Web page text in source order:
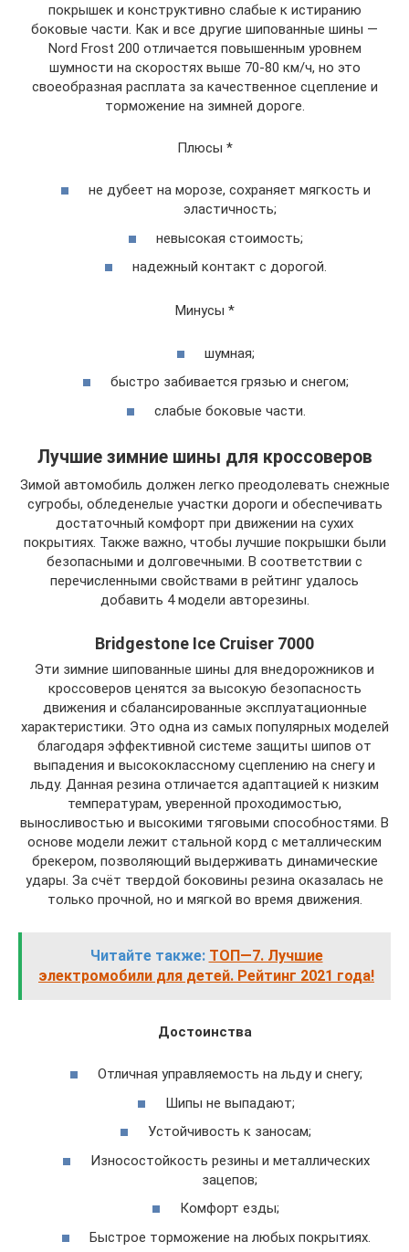
покрышек и конструктивно слабые к истиранию
боковые части. Как и все другие шипованные шины —
Nord Frost 200 отличается повышенным уровнем
шумности на скоростях выше 70-80 км/ч, но это
своеобразная расплата за качественное сцепление и
торможение на зимней дороге.
Плюсы *
не дубеет на морозе, сохраняет мягкость и
эластичность;
невысокая стоимость;
надежный контакт с дорогой.
Минусы *
шумная;
быстро забивается грязью и снегом;
слабые боковые части.
Лучшие зимние шины для кроссоверов
Зимой автомобиль должен легко преодолевать снежные
сугробы, обледенелые участки дороги и обеспечивать
достаточный комфорт при движении на сухих
покрытиях. Также важно, чтобы лучшие покрышки были
безопасными и долговечными. В соответствии с
перечисленными свойствами в рейтинг удалось
добавить 4 модели авторезины.
Bridgestone Ice Cruiser 7000
Эти зимние шипованные шины для внедорожников и
кроссоверов ценятся за высокую безопасность
движения и сбалансированные эксплуатационные
характеристики. Это одна из самых популярных моделей
благодаря эффективной системе защиты шипов от
выпадения и высококлассному сцеплению на снегу и
льду. Данная резина отличается адаптацией к низким
температурам, уверенной проходимостью,
выносливостью и высокими тяговыми способностями. В
основе модели лежит стальной корд с металлическим
брекером, позволяющий выдерживать динамические
удары. За счёт твердой боковины резина оказалась не
только прочной, но и мягкой во время движения.
Читайте также: ТОП—7. Лучшие
электромобили для детей. Рейтинг 2021 года!
Достоинства
Отличная управляемость на льду и снегу;
Шипы не выпадают;
Устойчивость к заносам;
Износостойкость резины и металлических
зацепов;
Комфорт езды;
Быстрое торможение на любых покрытиях.